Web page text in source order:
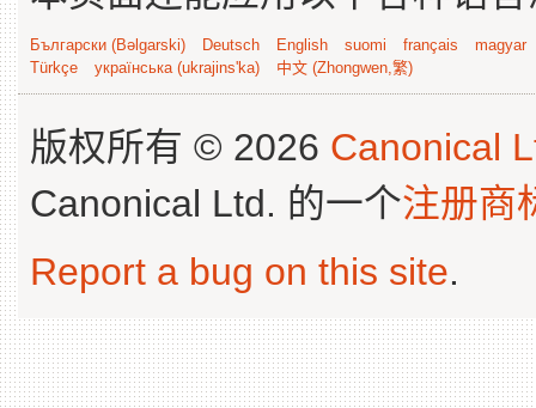
Български (Bəlgarski) Deutsch English suomi français
magyar
Türkçe
українська (ukrajins'ka) 中文 (Zhongwen,繁)
版权所有 © 2026 Canonical
Canonical Ltd. 的一个注册商
Report a bug on this site.